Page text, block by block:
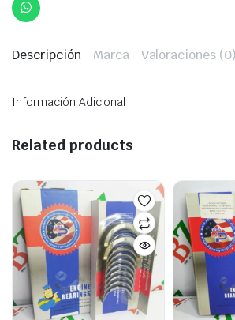
Descripción Marca Valoraciones (0)
Información Adicional
Related products